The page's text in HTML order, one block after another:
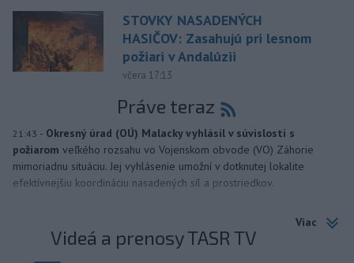
STOVKY NASADENÝCH
HASIČOV: Zasahujú pri lesnom
požiari v Andalúzii
včera 17:13
Práve teraz
21:43 - Okresný úrad (OÚ) Malacky vyhlásil v súvislosti s
požiarom veľkého rozsahu vo Vojenskom obvode (VO) Záhorie
mimoriadnu situáciu. Jej vyhlásenie umožní v dotknutej lokalite
efektívnejšiu koordináciu nasadených síl a prostriedkov.
Viac
Videá a prenosy TASR TV